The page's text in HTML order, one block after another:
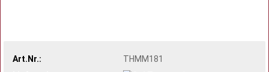
Art.Nr.:
THMM181